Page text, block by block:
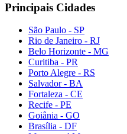
Principais Cidades
São Paulo - SP
Rio de Janeiro - RJ
Belo Horizonte - MG
Curitiba - PR
Porto Alegre - RS
Salvador - BA
Fortaleza - CE
Recife - PE
Goiânia - GO
Brasília - DF